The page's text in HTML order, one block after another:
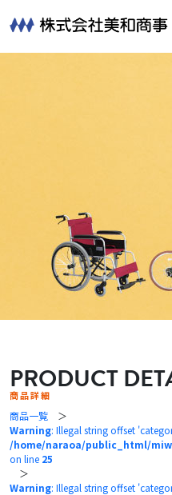
PRODUCT
商品詳細
商品一覧 ＞
Warning: Illegal string offset
/home/naraoa/public_html/
on line 25
＞
Warning: Illegal string offset